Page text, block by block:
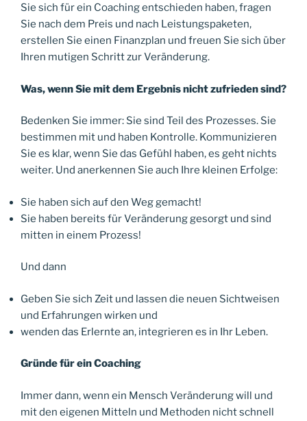
Sie sich für ein Coaching entschieden haben, fragen
Sie nach dem Preis und nach Leistungspaketen,
erstellen Sie einen Finanzplan und freuen Sie sich über
Ihren mutigen Schritt zur Veränderung.
Was, wenn Sie mit dem Ergebnis nicht zufrieden sind?
Bedenken Sie immer: Sie sind Teil des Prozesses. Sie
bestimmen mit und haben Kontrolle. Kommunizieren
Sie es klar, wenn Sie das Gefühl haben, es geht nichts
weiter. Und anerkennen Sie auch Ihre kleinen Erfolge:
Sie haben sich auf den Weg gemacht!
Sie haben bereits für Veränderung gesorgt und sind
mitten in einem Prozess!
Und dann
Geben Sie sich Zeit und lassen die neuen Sichtweisen
und Erfahrungen wirken und
wenden das Erlernte an, integrieren es in Ihr Leben.
Gründe für ein Coaching
Immer dann, wenn ein Mensch Veränderung will und
mit den eigenen Mitteln und Methoden nicht schnell